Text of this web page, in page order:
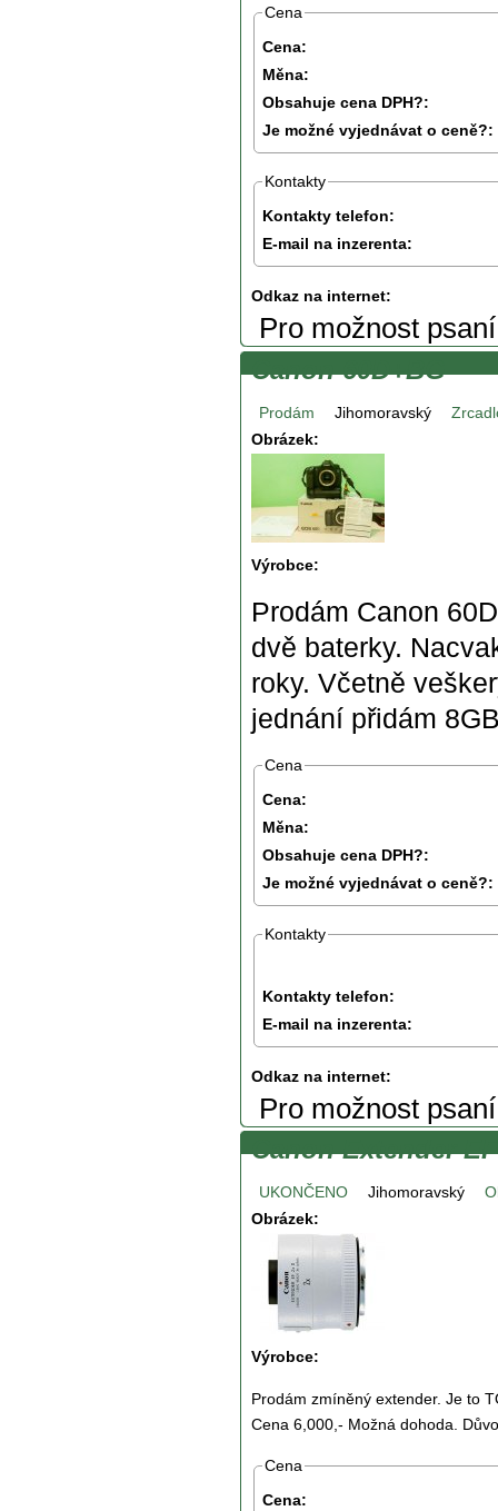
Cena
Cena:
Měna:
Obsahuje cena DPH?:
Je možné vyjednávat o ceně?:
Kontakty
Kontakty telefon:
E-mail na inzerenta:
Odkaz na internet:
Pro možnost
Canon 60D+BG
Prodám Jihomoravský
Obrázek:
Výrobce:
Prodám Canon
dvě baterky.
roky. Včetně
jednání přidám
Cena
Cena:
Měna:
Obsahuje cena DPH?:
Je možné vyjednávat o ceně?:
Kontakty
Kontakty telefon:
E-mail na inzerenta:
Odkaz na internet:
Pro možnost
Canon Extender
UKONČENO Jihomoravský
Obrázek:
Výrobce:
Prodám zmíněný extender. Je to
Cena 6,000,- Možná dohoda.
Cena
Cena: